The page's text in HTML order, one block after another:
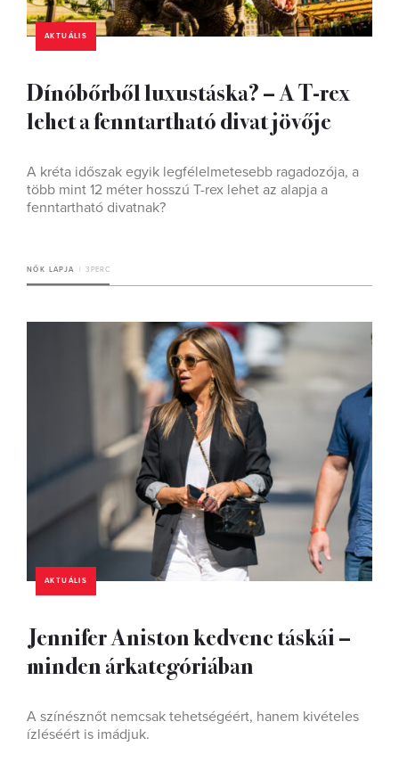
AKTUÁLIS
Dínóbőrből luxustáska? – A T-rex
lehet a fenntartható divat jövője
A kréta időszak egyik legfélelmetesebb ragadozója, a
több mint 12 méter hosszú T-rex lehet az alapja a
fenntartható divatnak?
NŐK LAPJA 3 PERC
AKTUÁLIS
Jennifer Aniston kedvenc táskái –
minden árkategóriában
A színésznőt nemcsak tehetségéért, hanem kivételes
ízléséért is imádjuk.